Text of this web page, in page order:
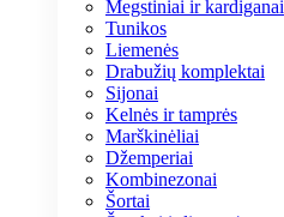
Megstiniai ir kardiganai
Tunikos
Liemenės
Drabužių komplektai
Sijonai
Kelnės ir tamprės
Marškinėliai
Džemperiai
Kombinezonai
Šortai